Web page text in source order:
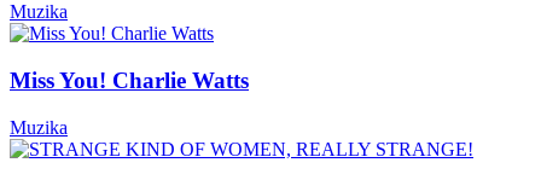
Muzika
Miss You! Charlie Watts
Muzika